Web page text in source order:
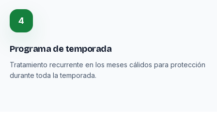
4
Programa de temporada
Tratamiento recurrente en los meses cálidos para protección
durante toda la temporada.